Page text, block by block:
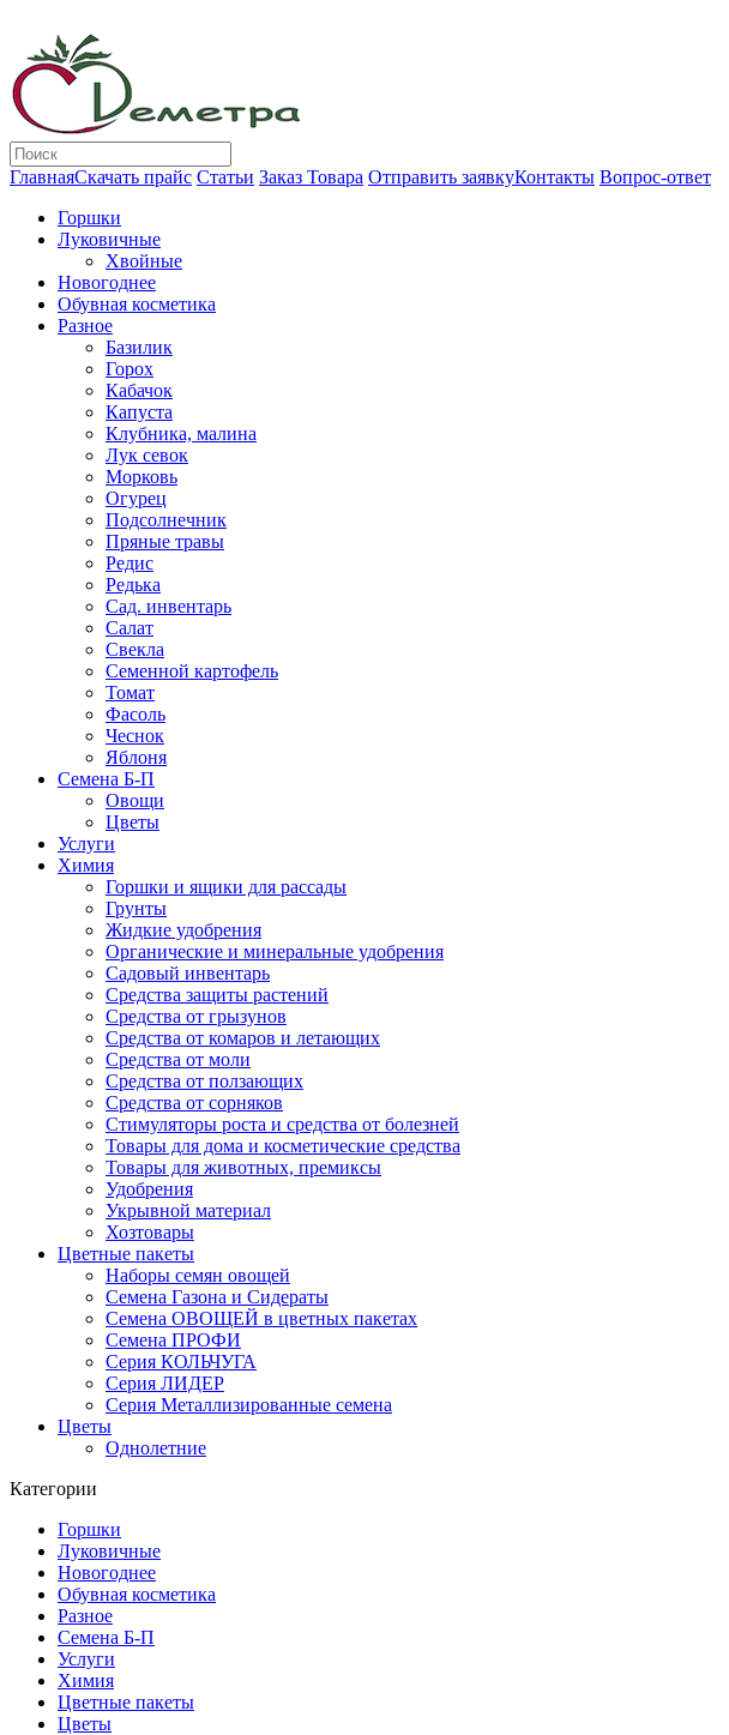
ГлавнаяСкачать прайс Статьи Заказ Товара Отправить заявкуКонтакты Вопрос-ответ
Горшки
Луковичные
Хвойные
Новогоднее
Обувная косметика
Разное
Базилик
Горох
Кабачок
Капуста
Клубника, малина
Лук севок
Морковь
Огурец
Подсолнечник
Пряные травы
Редис
Редька
Сад. инвентарь
Салат
Свекла
Семенной картофель
Томат
Фасоль
Чеснок
Яблоня
Семена Б-П
Овощи
Цветы
Услуги
Химия
Горшки и ящики для рассады
Грунты
Жидкие удобрения
Органические и минеральные удобрения
Садовый инвентарь
Средства защиты растений
Средства от грызунов
Средства от комаров и летающих
Средства от моли
Средства от ползающих
Средства от сорняков
Стимуляторы роста и средства от болезней
Товары для дома и косметические средства
Товары для животных, премиксы
Удобрения
Укрывной материал
Хозтовары
Цветные пакеты
Наборы семян овощей
Семена Газона и Сидераты
Семена ОВОЩЕЙ в цветных пакетах
Семена ПРОФИ
Серия КОЛЬЧУГА
Серия ЛИДЕР
Серия Металлизированные семена
Цветы
Однолетние
Категории
Горшки
Луковичные
Новогоднее
Обувная косметика
Разное
Семена Б-П
Услуги
Химия
Цветные пакеты
Цветы